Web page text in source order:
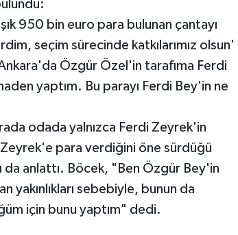
950 bin euro para bulunan çantayı
seçim sürecinde katkılarımız olsun'
Özgür Özel'in tarafıma Ferdi
yaptım. Bu parayı Ferdi Bey'in ne
odada yalnızca Ferdi Zeyrek'in
para verdiğini öne sürdüğü
da anlattı. Böcek, "Ben Özgür Bey'in
yakınlıkları sebebiyle, bunun da
için bunu yaptım" dedi.